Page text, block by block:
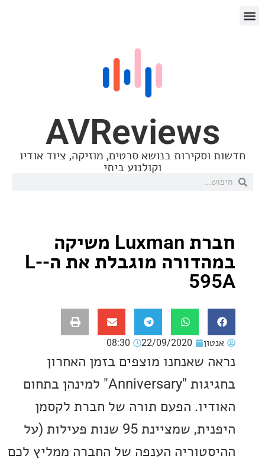
בנושא סרטים, מוזיקה, ציוד אודיו
וקולנוע ביתי
חברת Luxman משיקה
במהדורה מוגבלת את ה-L-
22/09/2020
08:30
שאנחנו מוצפים בזמן האחרון
בחגיגות "Anniversary" למינהן בתחום
הפעם תורה של חברת לקסמן
היפנית, שמציינת 95 שנות פעילות (על
הענפה של החברה ממליץ לכם